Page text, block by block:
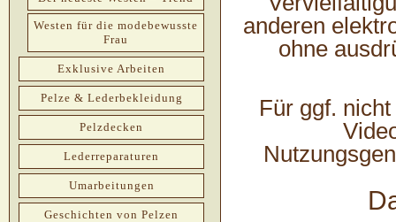
anderen
ohne
Für ggf.
Westen für die modebewusste
Frau
Exklusive Arbeiten
Pelze & Lederbekleidung
Pelzdecken
Lederreparaturen
Umarbeitungen
Geschichten von Pelzen